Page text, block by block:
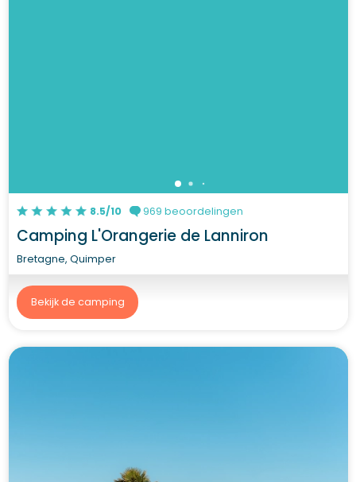
8.5/10 969 beoordelingen
Camping L'Orangerie de Lanniron
Bretagne, Quimper
Bekijk de camping